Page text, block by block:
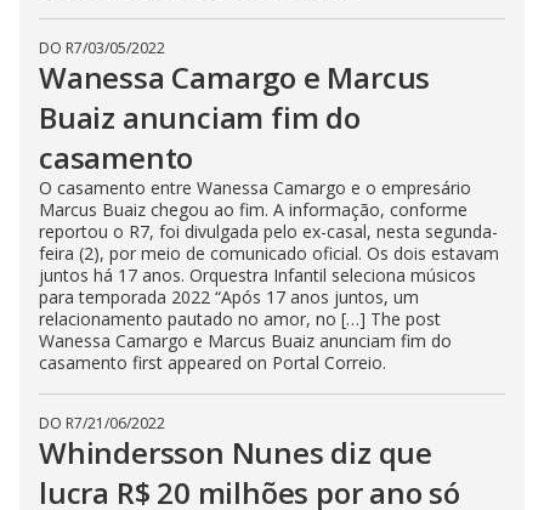
DO R7/03/05/2022
Wanessa Camargo e Marcus
Buaiz anunciam fim do
casamento
O casamento entre Wanessa Camargo e o empresário
Marcus Buaiz chegou ao fim. A informação, conforme
reportou o R7, foi divulgada pelo ex-casal, nesta segunda-
feira (2), por meio de comunicado oficial. Os dois estavam
juntos há 17 anos. Orquestra Infantil seleciona músicos
para temporada 2022 “Após 17 anos juntos, um
relacionamento pautado no amor, no […] The post
Wanessa Camargo e Marcus Buaiz anunciam fim do
casamento first appeared on Portal Correio.
DO R7/21/06/2022
Whindersson Nunes diz que
lucra R$ 20 milhões por ano só